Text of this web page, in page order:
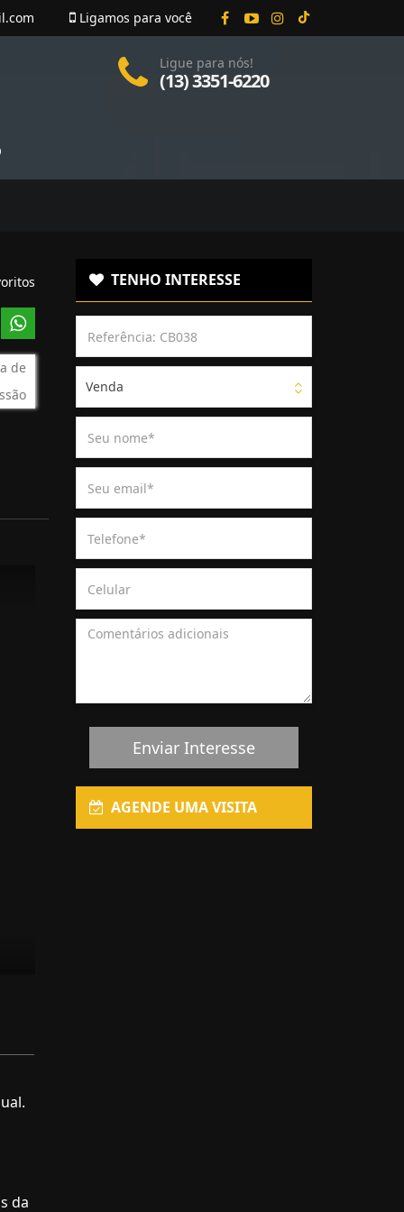
Ligamos para você
Ligue para nós!
(13) 3351-6220
de
da
TENHO INTERESSE
Venda
Enviar Interesse
AGENDE UMA VISITA